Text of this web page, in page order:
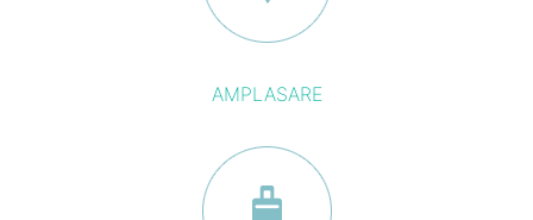
AMPLASARE